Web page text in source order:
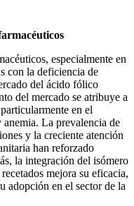
especialmente en
con la deficiencia de
del ácido fólico
del mercado se atribuye a
en el
La prevalencia de
y la creciente atención
han reforzado
la integración del isómero
mejora su eficacia,
adopción en el sector de la